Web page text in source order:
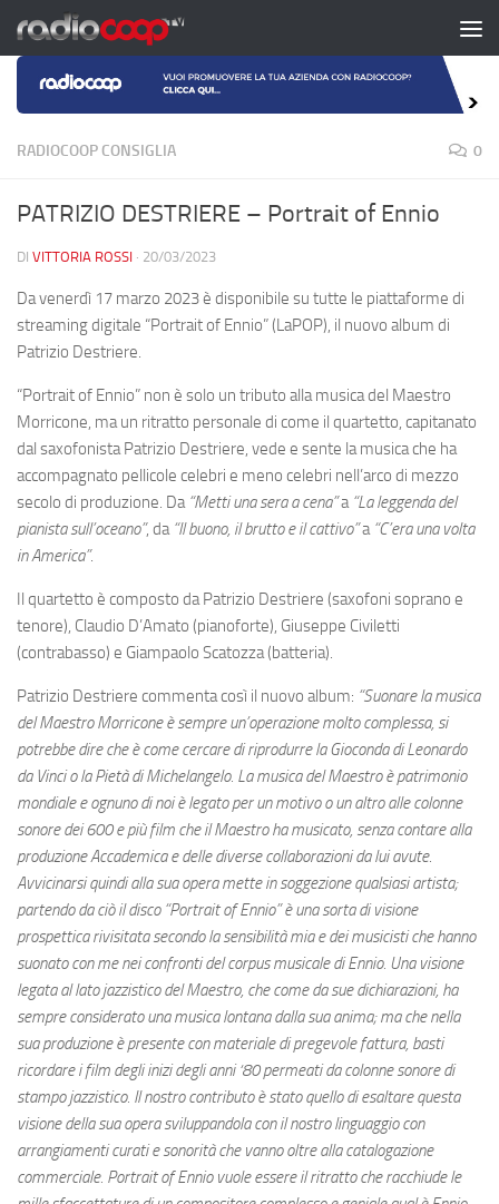
Salta al contenuto
RADIOCOOP CONSIGLIA 0
PATRIZIO DESTRIERE – Portrait of Ennio
DI VITTORIA ROSSI · 20/03/2023
Da venerdì 17 marzo 2023 è disponibile su tutte le piattaforme di
streaming digitale “Portrait of Ennio” (LaPOP), il nuovo album di
Patrizio Destriere.
“Portrait of Ennio” non è solo un tributo alla musica del Maestro
Morricone, ma un ritratto personale di come il quartetto, capitanato
dal saxofonista Patrizio Destriere, vede e sente la musica che ha
accompagnato pellicole celebri e meno celebri nell’arco di mezzo
secolo di produzione. Da “Metti una sera a cena”a “La leggenda del
pianista sull’oceano”, da “Il buono, il brutto e il cattivo”a “C’era una volta
in America”.
Il quartetto è composto da Patrizio Destriere (saxofoni soprano e
tenore), Claudio D’Amato (pianoforte), Giuseppe Civiletti
(contrabasso) e Giampaolo Scatozza (batteria).
Patrizio Destriere commenta così il nuovo album: “Suonare la musica
del Maestro Morricone è sempre un’operazione molto complessa, si
potrebbe dire che è come cercare di riprodurre la Gioconda di Leonardo
da Vinci o la Pietà di Michelangelo. La musica del Maestro è patrimonio
mondiale e ognuno di noi è legato per un motivo o un altro alle colonne
sonore dei 600 e più film che il Maestro ha musicato, senza contare alla
produzione Accademica e delle diverse collaborazioni da lui avute.
Avvicinarsi quindi alla sua opera mette in soggezione qualsiasi artista;
partendo da ciò il disco “Portrait of Ennio” è una sorta di visione
prospettica rivisitata secondo la sensibilità mia e dei musicisti che hanno
suonato con me nei confronti del corpus musicale di Ennio. Una visione
legata al lato jazzistico del Maestro, che come da sue dichiarazioni, ha
sempre considerato una musica lontana dalla sua anima; ma che nella
sua produzione è presente con materiale di pregevole fattura, basti
ricordare i film degli inizi degli anni ‘80 permeati da colonne sonore di
stampo jazzistico. Il nostro contributo è stato quello di esaltare questa
visione della sua opera sviluppandola con il nostro linguaggio con
arrangiamenti curati e sonorità che vanno oltre alla catalogazione
commerciale. Portrait of Ennio vuole essere il ritratto che racchiude le